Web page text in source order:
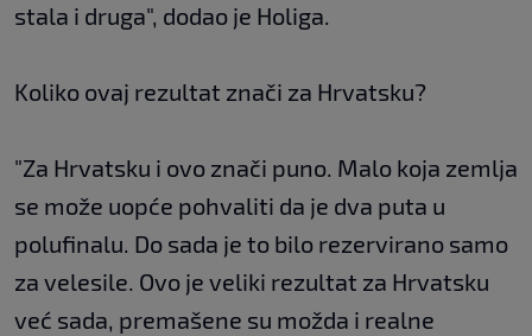
stala i druga", dodao je Holiga.
Koliko ovaj rezultat znači za Hrvatsku?
"Za Hrvatsku i ovo znači puno. Malo koja zemlja
se može uopće pohvaliti da je dva puta u
polufinalu. Do sada je to bilo rezervirano samo
za velesile. Ovo je veliki rezultat za Hrvatsku
već sada, premašene su možda i realne